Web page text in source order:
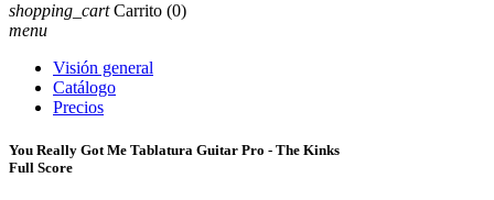
shopping_cart Carrito (0)
menu
Visión general
Catálogo
Precios
You Really Got Me Tablatura Guitar Pro - The Kinks
Full Score